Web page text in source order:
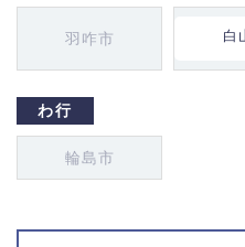
羽咋市 白
わ行
輪島市